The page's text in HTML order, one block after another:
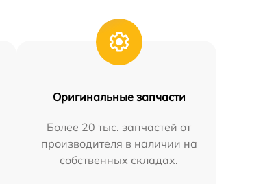
Оригинальные запчасти
Более 20 тыс. запчастей от
производителя в наличии на
собственных складах.